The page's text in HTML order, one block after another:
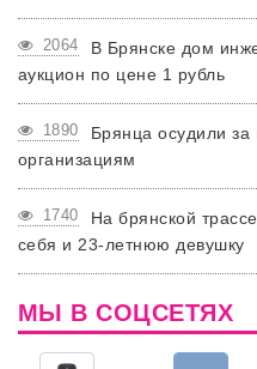
2064
В Брянске дом
аукцион по цене 1 рубль
1890
Брянца осудили
организациям
1740
На брянской
себя и 23-летнюю девушку
МЫ В СОЦСЕТЯХ